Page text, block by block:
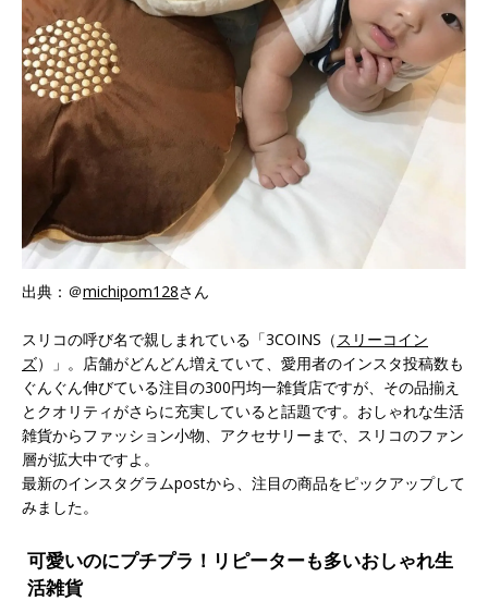
出典：＠michipom128さん
スリコの呼び名で親しまれている「3COINS（スリーコイン
ズ）」。店舗がどんどん増えていて、愛用者のインスタ投稿数も
ぐんぐん伸びている注目の300円均一雑貨店ですが、その品揃え
とクオリティがさらに充実していると話題です。おしゃれな生活
雑貨からファッション小物、アクセサリーまで、スリコのファン
層が拡大中ですよ。
最新のインスタグラムpostから、注目の商品をピックアップして
みました。
可愛いのにプチプラ！リピーターも多いおしゃれ生
活雑貨